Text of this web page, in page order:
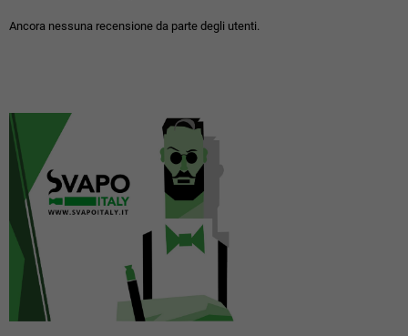
Ancora nessuna recensione da parte degli utenti.